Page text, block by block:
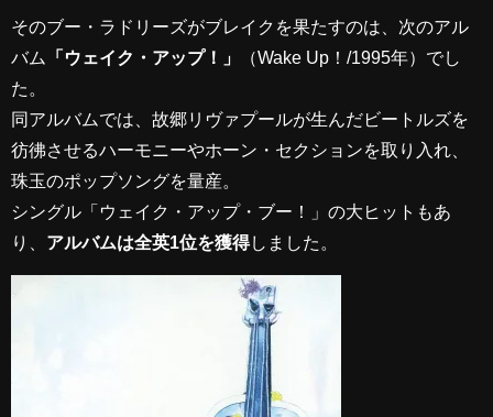
そのブー・ラドリーズがブレイクを果たすのは、次のアル
バム
「ウェイク・アップ！」
（Wake Up！/1995年）でし
た。
同アルバムでは、故郷リヴァプールが生んだビートルズを
彷彿させるハーモニーやホーン・セクションを取り入れ、
珠玉のポップソングを量産。
シングル「ウェイク・アップ・ブー！」の大ヒットもあ
り、 アルバムは全英1位を獲得しました。